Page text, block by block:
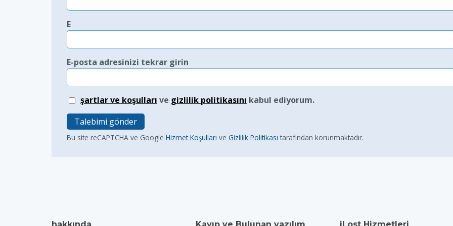
E
E-posta adresinizi tekrar girin
şartlar ve koşulları ve gizlilik politikasını kabul ediyorum.
Talebimi gönder
Bu site reCAPTCHA ve Google Hizmet Koşulları ve Gizlilik Politikası tarafından korunmaktadır.